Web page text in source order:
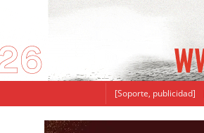
[Soporte, publicidad]